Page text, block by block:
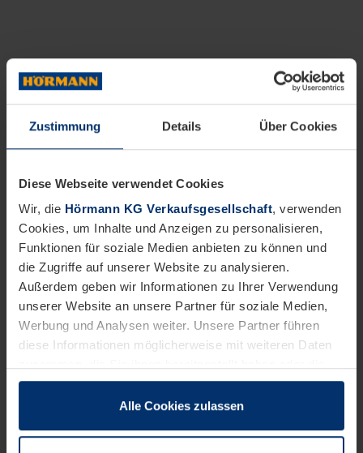
Zustimmung Details Über Cookies
Diese Webseite verwendet Cookies
Wir, die Hörmann KG Verkaufsgesellschaft, verwenden
Cookies, um Inhalte und Anzeigen zu personalisieren,
Funktionen für soziale Medien anbieten zu können und
die Zugriffe auf unserer Website zu analysieren.
Außerdem geben wir Informationen zu Ihrer Verwendung
unserer Website an unsere Partner für soziale Medien,
Werbung und Analysen weiter. Unsere Partner führen
diese Informationen möglicherweise mit weiteren Daten
sie im Rahmen Ihrer Nutzung der Dienste gesammelt
wenn diese für den Betrieb dieser Seite unbedingt
Alle Cookies zulassen